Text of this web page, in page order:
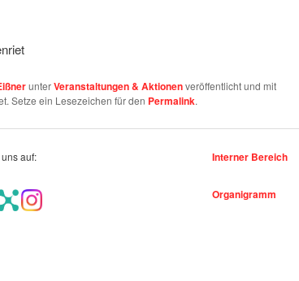
unterVeranstaltungen & Aktionenveröffentlicht und mit
Setze ein Lesezeichen für den Permalink.
auf: Interner Bereich
Organigramm